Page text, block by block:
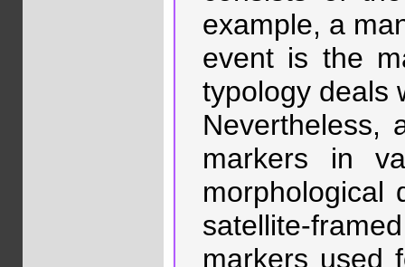
example, a
event is the
typology deals
Nevertheless,
markers in
morphological
satellite-
markers used